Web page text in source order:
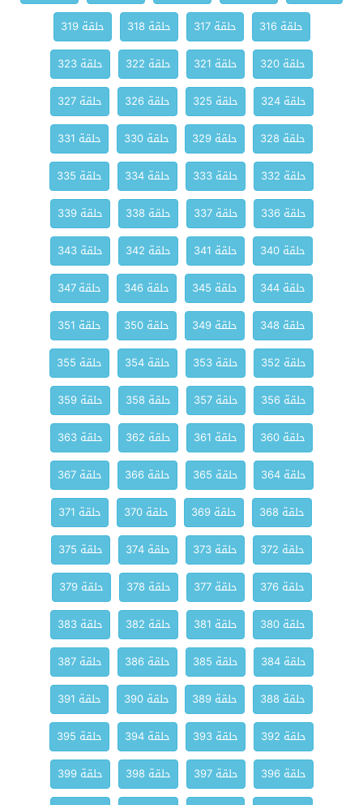
حلقة 316
حلقة 317 حلقة 318
حلقة 319
حلقة 320
حلقة 321 حلقة 322
حلقة 323
حلقة 324
حلقة 325 حلقة 326
حلقة 327
حلقة 328
حلقة 329 حلقة 330
حلقة 331
حلقة 332
حلقة 333 حلقة 334
حلقة 335
حلقة 336
حلقة 337 حلقة 338
حلقة 339
حلقة 340
حلقة 341 حلقة 342
حلقة 343
حلقة 344
حلقة 345 حلقة 346
حلقة 347
حلقة 348
حلقة 349 حلقة 350
حلقة 351
حلقة 352
حلقة 353 حلقة 354
حلقة 355
حلقة 356
حلقة 357 حلقة 358
حلقة 359
حلقة 360
حلقة 361 حلقة 362
حلقة 363
حلقة 364
حلقة 365 حلقة 366
حلقة 367
حلقة 368
حلقة 369 حلقة 370
حلقة 371
حلقة 372
حلقة 373 حلقة 374
حلقة 375
حلقة 376
حلقة 377 حلقة 378
حلقة 379
حلقة 380
حلقة 381 حلقة 382
حلقة 383
حلقة 384
حلقة 385 حلقة 386
حلقة 387
حلقة 388
حلقة 389 حلقة 390
حلقة 391
حلقة 392
حلقة 393 حلقة 394
حلقة 395
حلقة 396
حلقة 397 حلقة 398
حلقة 399